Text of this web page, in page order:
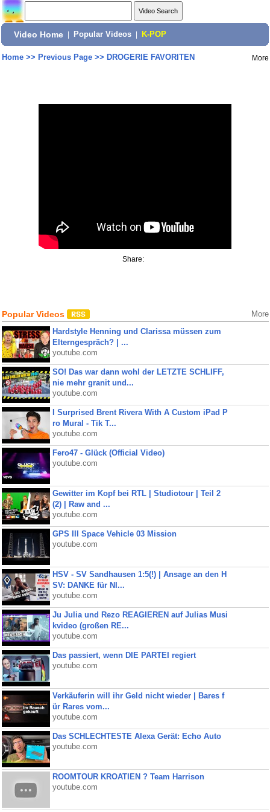
Video Home Popular Videos K-POP
Home>> Previous Page>> DROGERIE FAVORITEN More
Share:
Popular Videos More
Hardstyle Henning und Clarissa müssen zum
Elterngespräch? | ...
youtube.com
SO! Das war dann wohl der LETZTE SCHLIFF,
nie mehr granit und...
youtube.com
I Surprised Brent Rivera With A Custom iPad P
ro Mural - Tik T...
youtube.com
Fero47 - Glück (Official Video)
youtube.com
Gewitter im Kopf bei RTL | Studiotour | Teil 2
(2) | Raw and ...
youtube.com
GPS III Space Vehicle 03 Mission
youtube.com
HSV - SV Sandhausen 1:5(!) | Ansage an den H
SV: DANKE für NI...
youtube.com
Ju Julia und Rezo REAGIEREN auf Julias Musi
kvideo (großen RE...
youtube.com
Das passiert, wenn DIE PARTEI regiert
youtube.com
Verkäuferin will ihr Geld nicht wieder | Bares f
ür Rares vom...
youtube.com
Das SCHLECHTESTE Alexa Gerät: Echo Auto
youtube.com
ROOMTOUR KROATIEN ? Team Harrison
youtube.com